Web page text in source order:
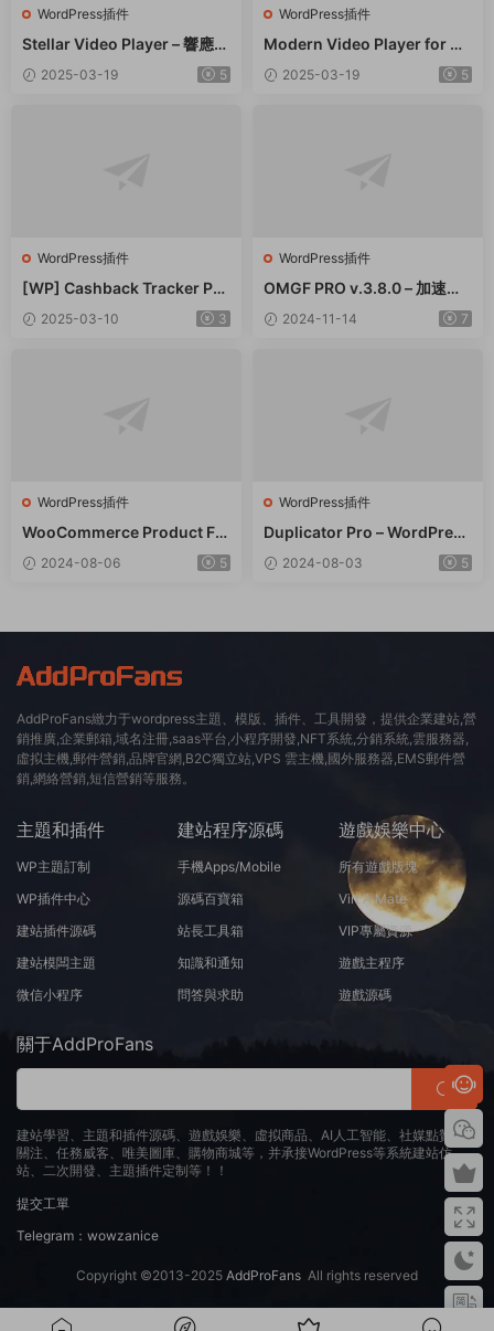
WordPress插件
Stellar Video Player – 響應式
視頻播放器WordPress插件 –
v2.9
2025-03-19 5
WordPress插件
Modern Video Player for W
ordPress – 功能強大的視頻和
音頻播放器 – v10.21
2025-03-19 5
WordPress插件
[WP] Cashback Tracker Pro
v2.6.4 退款追蹤器插件下載
2025-03-10 3
WordPress插件
OMGF PRO v.3.8.0 – 加速谷
歌字體本地化GDPR優化 破解
版插件下載
2024-11-14 7
WordPress插件
WooCommerce Product Filt
er 商品篩選器WordPress插
件 – v8.3.0
2024-08-06 5
WordPress插件
Duplicator Pro – WordPress
備份遷移WordPress插件 – v
4.5.15
2024-08-03 5
AddProFans緻力于wordpress主題、模版、插件、工具開發，提供企業建站,營
銷推廣,企業郵箱,域名注冊,saas平台,小程序開發,NFT系統,分銷系統,雲服務器,
虛拟主機,郵件營銷,品牌官網,B2C獨立站,VPS 雲主機,國外服務器,EMS郵件營
銷,網絡營銷,短信營銷等服務。
主題和插件
WP主題訂制
WP插件中心
建站插件源碼
建站模闆主題
微信小程序
建站程序源碼
手機Apps/Mobile
源碼百寶箱
站長工具箱
知識和通知
問答與求助
遊戲娛樂中心
所有遊戲版塊
Virt A Mate
VIP專屬資源
遊戲主程序
遊戲源碼
關于AddProFans
建站學習、主題和插件源碼、遊戲娛樂、虛拟商品、AI人工智能、社媒點贊、
關注、任務威客、唯美圖庫、購物商城等，并承接WordPress等系統建站仿
站、二次開發、主題插件定制等！！
提交工單
Telegram：wowzanice
Copyright ©2013-2025 AddProFans All rights reserved